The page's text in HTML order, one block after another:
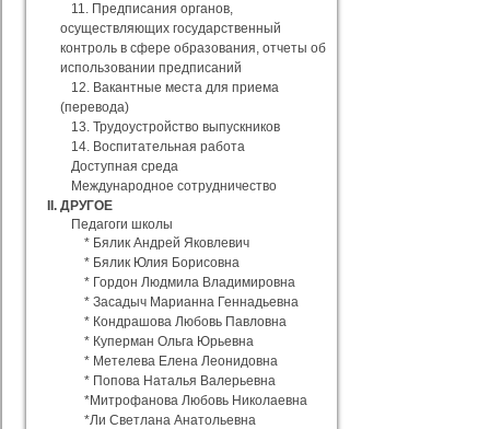
11. Предписания органов,
осуществляющих государственный
контроль в сфере образования, отчеты об
использовании предписаний
12. Вакантные места для приема
(перевода)
13. Трудоустройство выпускников
14. Воспитательная работа
Доступная среда
Международное сотрудничество
II. ДРУГОЕ
Педагоги школы
* Бялик Андрей Яковлевич
* Бялик Юлия Борисовна
* Гордон Людмила Владимировна
* Засадыч Марианна Геннадьевна
* Кондрашова Любовь Павловна
* Куперман Ольга Юрьевна
* Метелева Елена Леонидовна
* Попова Наталья Валерьевна
*Митрофанова Любовь Николаевна
*Ли Светлана Анатольевна